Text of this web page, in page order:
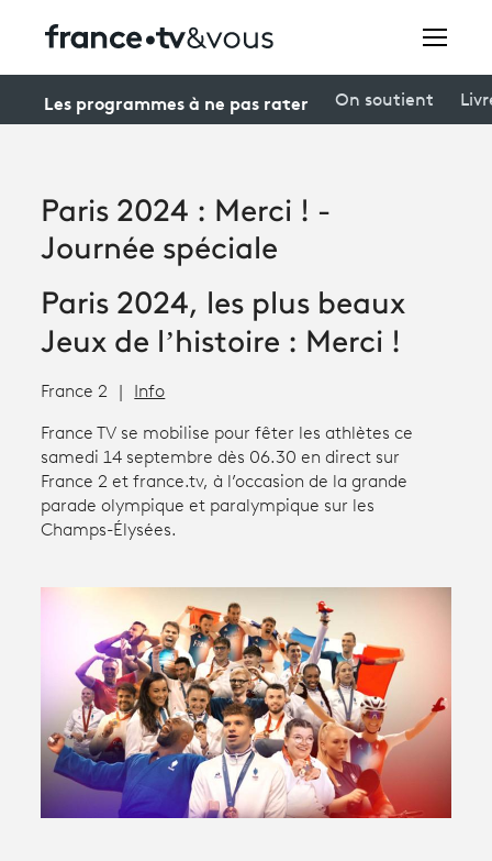
Creators
Participer et assister à une émission
Programme tv
Les programmes à ne pas rater On soutient
Paris 2024 : Merci ! -
Journée spéciale
Paris 2024, les plus beaux
Jeux de l’histoire : Merci !
France 2 Info
France TV se mobilise pour fêter les athlètes ce
samedi 14 septembre dès 06.30 en direct sur
France 2 et france.tv, à l’occasion de la grande
parade olympique et paralympique sur les
Champs-Élysées.